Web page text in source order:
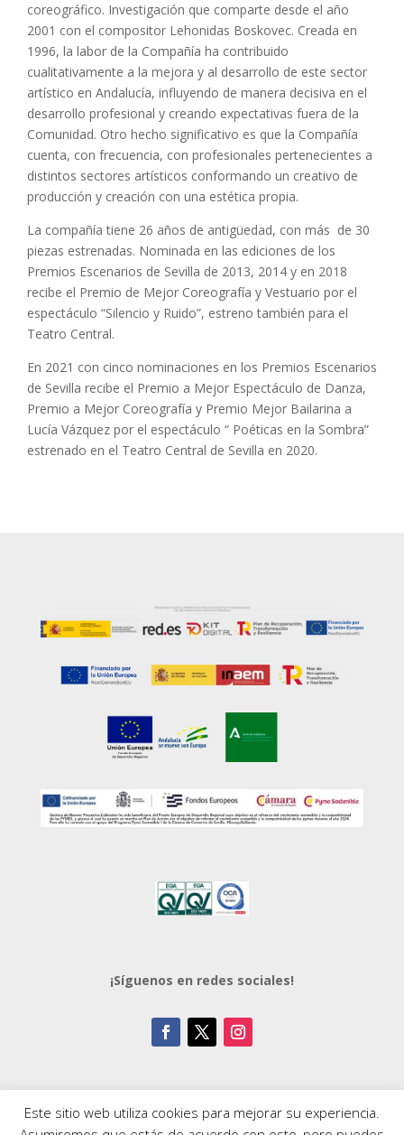
coreográfico. Investigación que comparte desde el año
2001 con el compositor Lehonidas Boskovec. Creada en
1996, la labor de la Compañía ha contribuido
cualitativamente a la mejora y al desarrollo de este sector
artístico en Andalucía, influyendo de manera decisiva en el
desarrollo profesional y creando expectativas fuera de la
Comunidad. Otro hecho significativo es que la Compañía
cuenta, con frecuencia, con profesionales pertenecientes a
distintos sectores artísticos conformando un creativo de
producción y creación con una estética propia.
La compañía tiene 26 años de antigüedad, con más de 30
piezas estrenadas. Nominada en las ediciones de los
Premios Escenarios de Sevilla de 2013, 2014 y en 2018
recibe el Premio de Mejor Coreografía y Vestuario por el
espectáculo “Silencio y Ruido”, estreno también para el
Teatro Central.
En 2021 con cinco nominaciones en los Premios Escenarios
de Sevilla recibe el Premio a Mejor Espectáculo de Danza,
Premio a Mejor Coreografía y Premio Mejor Bailarina a
Lucía Vázquez por el espectáculo “ Poéticas en la Sombra”
estrenado en el Teatro Central de Sevilla en 2020.
¡Síguenos en redes sociales!
Este sitio web utiliza cookies para mejorar su experiencia.